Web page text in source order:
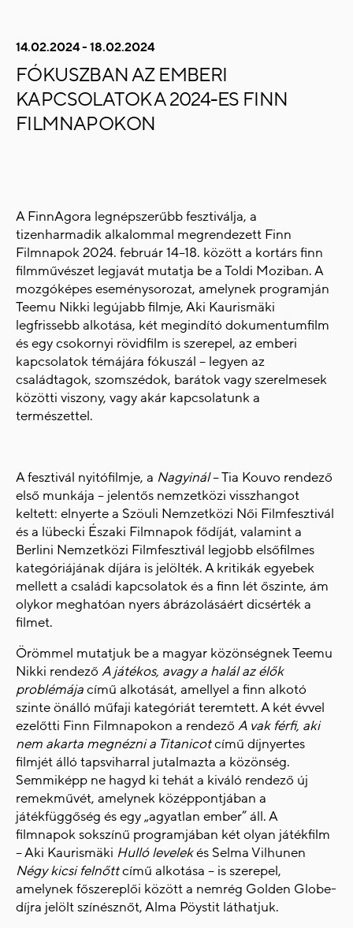
14.02.2024 - 18.02.2024
FÓKUSZBAN AZ EMBERI
KAPCSOLATOK A 2024-ES FINN
FILMNAPOKON
A FinnAgora legnépszerűbb fesztiválja, a
tizenharmadik alkalommal megrendezett Finn
Filmnapok 2024. február 14–18. között a kortárs finn
filmművészet legjavát mutatja be a Toldi Moziban. A
mozgóképes eseménysorozat, amelynek programján
Teemu Nikki legújabb filmje, Aki Kaurismäki
legfrissebb alkotása, két megindító dokumentumfilm
és egy csokornyi rövidfilm is szerepel, az emberi
kapcsolatok témájára fókuszál – legyen az
családtagok, szomszédok, barátok vagy szerelmesek
közötti viszony, vagy akár kapcsolatunk a
természettel.
A fesztivál nyitófilmje, a Nagyinál– Tia Kouvo rendező
első munkája – jelentős nemzetközi visszhangot
keltett: elnyerte a Szöuli Nemzetközi Női Filmfesztivál
és a lübecki Északi Filmnapok fődíját, valamint a
Berlini Nemzetközi Filmfesztivál legjobb elsőfilmes
kategóriájának díjára is jelölték. A kritikák egyebek
mellett a családi kapcsolatok és a finn lét őszinte, ám
olykor meghatóan nyers ábrázolásáért dicsérték a
filmet.
Örömmel mutatjuk be a magyar közönségnek Teemu
Nikki rendező A játékos, avagy a halál az élők
problémájacímű alkotását, amellyel a finn alkotó
szinte önálló műfaji kategóriát teremtett. A két évvel
ezelőtti Finn Filmnapokon a rendező A vak férfi, aki
nem akarta megnézni a Titanicotcímű díjnyertes
filmjét álló tapsviharral jutalmazta a közönség.
Semmiképp ne hagyd ki tehát a kiváló rendező új
remekművét, amelynek középpontjában a
játékfüggőség és egy „agyatlan ember” áll. A
filmnapok sokszínű programjában két olyan játékfilm
– Aki Kaurismäki Hulló levelekés Selma Vilhunen
Négy kicsi felnőttcímű alkotása – is szerepel,
amelynek főszereplői között a nemrég Golden Globe-
díjra jelölt színésznőt, Alma Pöystit láthatjuk.